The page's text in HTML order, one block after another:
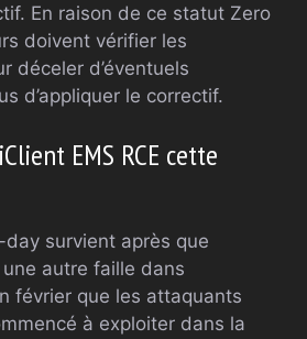
En raison de ce statut Zero
doivent vérifier les
déceler d’éventuels
d’appliquer le correctif.
EMS RCE cette
survient après que
autre faille dans
février que les attaquants
à exploiter dans la